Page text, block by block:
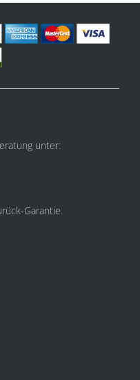
unter:
Garantie.